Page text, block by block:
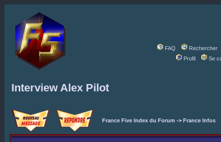
FAQ
Rechercher
Profil
Se
Interview Alex Pilot
France Five Index du Forum -> France Infos